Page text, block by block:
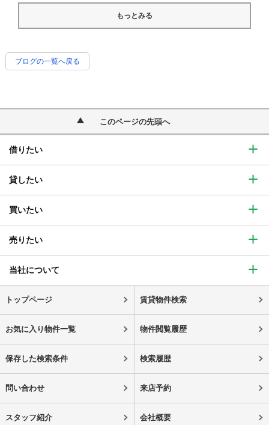
もっとみる
ブログの一覧へ戻る
このページの先頭へ
借りたい
貸したい
買いたい
売りたい
当社について
トップページ 賃貸物件検索
お気に入り物件一覧 物件閲覧履歴
保存した検索条件 検索履歴
問い合わせ 来店予約
スタッフ紹介 会社概要